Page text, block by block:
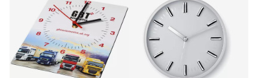
Linialen
Paperclips
Memoclips
Microvezeldoekjes
Bewegwijzeringsborden
Bureaulampen